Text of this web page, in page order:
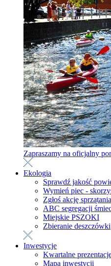
Zapraszamy na oficjalny
Ekologia
Sprawdź jakość
Wymień piec -
Zgłoś akcję sprzątania
ABC segregacji
Miejskie PSZOKI
Zbieranie deszczówki
Inwestycje
Kwartalne
Mapa inwestycji